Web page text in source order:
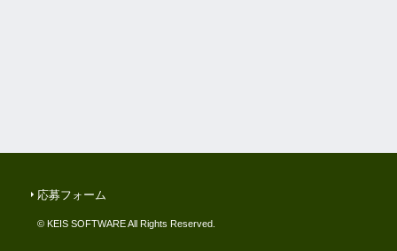
応募フォーム
© KEIS SOFTWARE All Rights Reserved.